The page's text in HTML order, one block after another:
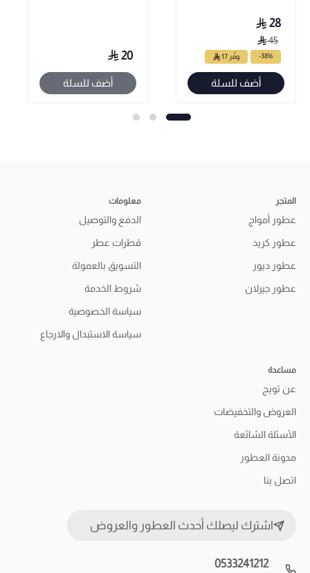
28
45
-38% وفّر 17
أضف للسلة
20
أضف للسلة
المتجر
عطور أمواج
عطور كريد
عطور ديور
عطور جيرلان
معلومات
الدفع والتوصيل
قطرات عطر
التسويق بالعمولة
شروط الخدمة
سياسة الخصوصية
سياسة الاستبدال والارجاع
مساعدة
عن تويج
العروض والتخفيضات
الأسئلة الشائعة
مدونة العطور
اتصل بنا
اشترك ليصلك أحدث العطور والعروض
0533241212